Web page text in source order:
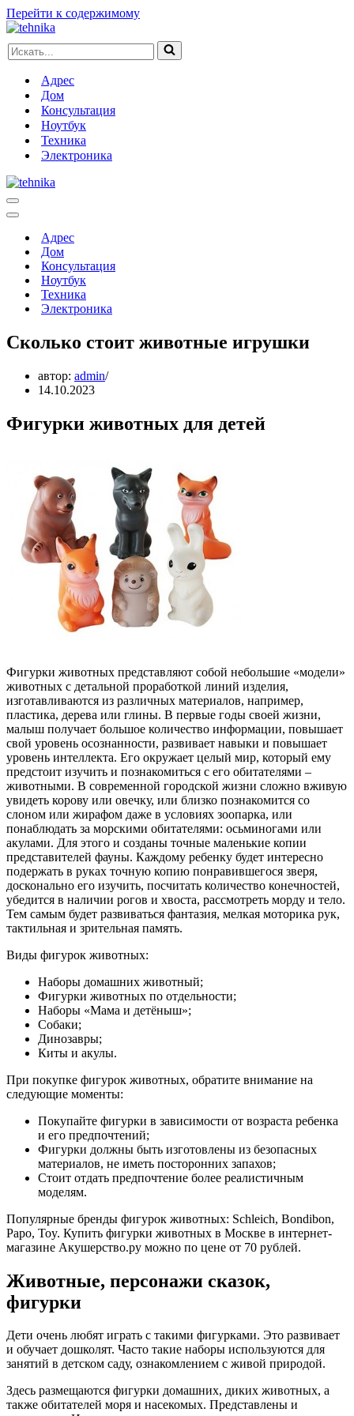
Перейти к содержимому
Искать...
Адрес
Дом
Консультация
Ноутбук
Техника
Электроника
Меню
навигации
Меню
навигацииАдрес
Дом
Консультация
Ноутбук
Техника
Электроника
Сколько стоит животные игрушки
автор: admin
14.10.2023
Фигурки животных для детей
Фигурки животных представляют собой небольшие «модели»
животных с детальной проработкой линий изделия,
изготавливаются из различных материалов, например,
пластика, дерева или глины. В первые годы своей жизни,
малыш получает большое количество информации, повышает
свой уровень осознанности, развивает навыки и повышает
уровень интеллекта. Его окружает целый мир, который ему
предстоит изучить и познакомиться с его обитателями –
животными. В современной городской жизни сложно вживую
увидеть корову или овечку, или близко познакомится со
слоном или жирафом даже в условиях зоопарка, или
понаблюдать за морскими обитателями: осьминогами или
акулами. Для этого и созданы точные маленькие копии
представителей фауны. Каждому ребенку будет интересно
подержать в руках точную копию понравившегося зверя,
досконально его изучить, посчитать количество конечностей,
убедится в наличии рогов и хвоста, рассмотреть морду и тело.
Тем самым будет развиваться фантазия, мелкая моторика рук,
тактильная и зрительная память.
Виды фигурок животных:
Наборы домашних животный;
Фигурки животных по отдельности;
Наборы «Мама и детёныш»;
Собаки;
Динозавры;
Киты и акулы.
При покупке фигурок животных, обратите внимание на
следующие моменты:
Покупайте фигурки в зависимости от возраста ребенка
и его предпочтений;
Фигурки должны быть изготовлены из безопасных
материалов, не иметь посторонних запахов;
Стоит отдать предпочтение более реалистичным
моделям.
Популярные бренды фигурок животных: Schleich, Bondibon,
Papo, Toy. Купить фигурки животных в Москве в интернет-
магазине Акушерство.ру можно по цене от 70 рублей.
Животные, персонажи сказок,
фигурки
Дети очень любят играть с такими фигурками. Это развивает
и обучает дошколят. Часто такие наборы используются для
занятий в детском саду, ознакомлением с живой природой.
Здесь размещаются фигурки домашних, диких животных, а
также обитателей моря и насекомых. Представлены и